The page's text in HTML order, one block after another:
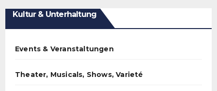
Kultur & Unterhaltung
Events & Veranstaltungen
Theater, Musicals, Shows, Varieté